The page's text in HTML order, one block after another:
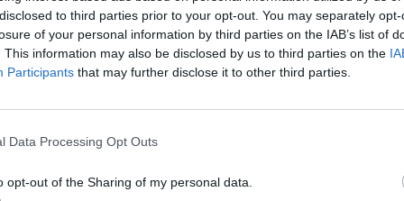
to third parties prior to your opt-out. You may separately
of your personal information by third parties on the IAB’s list of
This information may also be disclosed by us to third parties on the
Participants that may further disclose it to other third parties.
Data Processing Opt Outs
opt-out of the Sharing of my personal data.
fixé solidement à l’avant de la trottinette, et
dans des conditions de faible visibilité.
à l’arrière, et allumé en même temps que l’avant
une trottinette sans éclairage peut être
verbalisation.